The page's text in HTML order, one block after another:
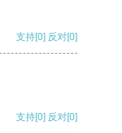
支持[0] 反对[0]
支持[0] 反对[0]